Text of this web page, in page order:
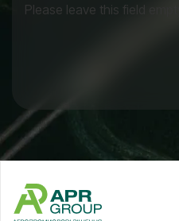
Please leave this field empty.